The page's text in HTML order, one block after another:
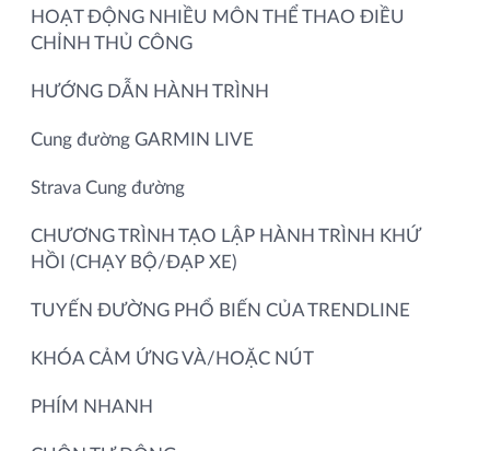
HOẠT ĐỘNG NHIỀU MÔN THỂ THAO ĐIỀU
CHỈNH THỦ CÔNG
HƯỚNG DẪN HÀNH TRÌNH
Cung đường GARMIN LIVE
Strava Cung đường
CHƯƠNG TRÌNH TẠO LẬP HÀNH TRÌNH KHỨ
HỒI (CHẠY BỘ/ĐẠP XE)
TUYẾN ĐƯỜNG PHỔ BIẾN CỦA TRENDLINE
KHÓA CẢM ỨNG VÀ/HOẶC NÚT
PHÍM NHANH